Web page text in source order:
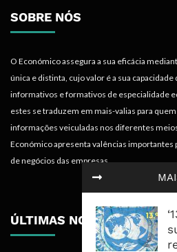
SOBRE NÓS
O Económico assegura a sua eficácia
única e distinta, cujo valor é a sua
informativos e formativos de especialidade
estes se traduzem em mais-valias para
informações veiculadas nos diferentes
Económico apresenta valências importantes
de negócios das empresas.
ÚLTIMAS NOTÍCIAS